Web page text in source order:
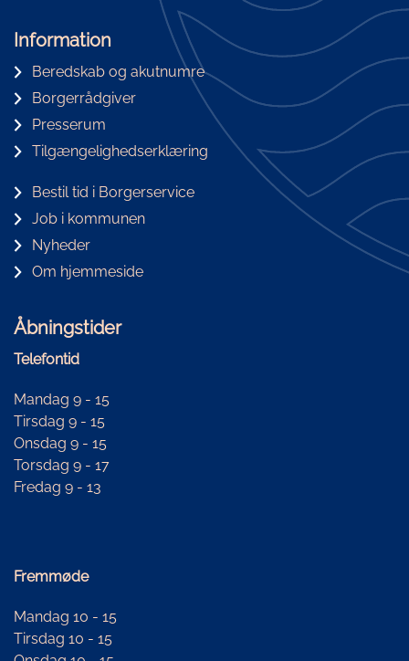
Information
Beredskab og akutnumre
Borgerrådgiver
Presserum
Tilgængelighedserklæring
Bestil tid i Borgerservice
Job i kommunen
Nyheder
Om hjemmeside
Åbningstider
Telefontid
Mandag 9 - 15
Tirsdag 9 - 15
Onsdag 9 - 15
Torsdag 9 - 17
Fredag 9 - 13
Fremmøde
Mandag 10 - 15
Tirsdag 10 - 15